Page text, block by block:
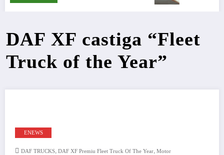
DAF XF castiga “Fleet
Truck of the Year”
ENEWS
DAF TRUCKS, DAF XF Premiu Fleet Truck Of The Year, Motor